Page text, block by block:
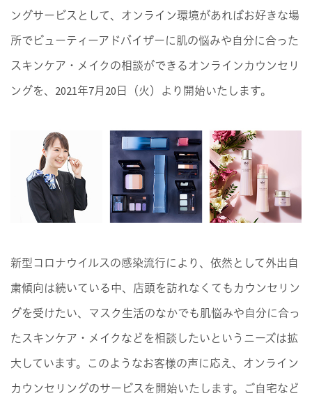
ングサービスとして、オンライン環境があればお好きな場
所でビューティーアドバイザーに肌の悩みや自分に合った
スキンケア・メイクの相談ができるオンラインカウンセリ
ングを、2021年7月20日（火）より開始いたします。
新型コロナウイルスの感染流行により、依然として外出自
粛傾向は続いている中、店頭を訪れなくてもカウンセリン
グを受けたい、マスク生活のなかでも肌悩みや自分に合っ
たスキンケア・メイクなどを相談したいというニーズは拡
大しています。このようなお客様の声に応え、オンライン
カウンセリングのサービスを開始いたします。ご自宅など